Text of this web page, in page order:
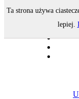
Ta strona używa
lepiej.